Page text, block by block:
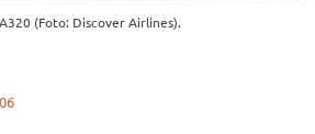
(Foto: Discover Airlines).